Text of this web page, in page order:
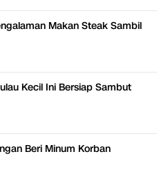
Bisa Kamu Lakukan Akhir
Makan Steak Sambil
Kecil Ini Bersiap Sambut